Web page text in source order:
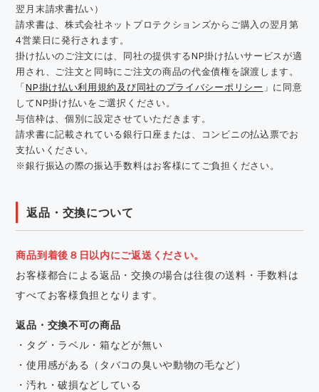
翌月末請求書払い）
請求書は、株式会社ネットプロテクションズからご購入の翌月第
4営業日に発行されます。
掛け払いのご注文には、同社の提供するNP掛け払いサービスが適
用され、ご注文と同時にご注文の商品の代金債権を譲渡します。
「NP掛け払い利用規約及び同社のプライバシーポリシー 」に同意
してNP掛け払いをご選択ください。
与信枠は、個別に設定させていただきます。
請求書に記載されている銀行口座または、コンビニの払込票でお
支払いください。
※銀行振込の際の振込手数料はお客様にてご負担ください。
返品・交換について
商品到着後８日以内にご返送ください。
お客様都合による返品・交換の場合は往復の送料・手数料は
すべてお客様負担となります。
返品・交換不可の商品
・タグ・ラベル・箱などが無い
・使用感がある（タバコの臭いや動物の毛など）
・汚れ・破損などしている